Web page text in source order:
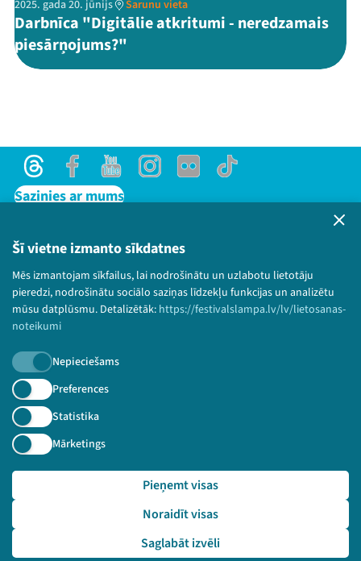
Šī vietne izmanto sīkdatnes
Mēs izmantojam sīkfailus, lai nodrošinātu un uzlabotu lietotāju
pieredzi, nodrošinātu sociālo saziņas līdzekļu funkcijas un analizētu
mūsu datplūsmu. Detalizētāk: https://festivalslampa.lv/lv/lietosanas-
noteikumi
Nepieciešams
Preferences
Statistika
Mārketings
Saglabāt izvēli
Noraidīt visas
Pieņemt visas
2025. gada 20. jūnijs Sarunu vieta
Darbnīca "Digitālie atkritumi - neredzamais
piesārņojums?"
ThreadsFacebookYoutubeInstagram
Flick TikTok
Sazinies ar mums
Lietošanas noteikumi un sīkdatņu politika
Bērnu aizsardzības politika
© 2026 Sarunu festivāls LAMPA Visas tiesības
paturētas.
Piesakies jaunumiem!
Nepalaid garām aktuālāko informāciju!
Pieteikties
🔗 https://festivalslampa.lv/lv/dalibnieki/6817